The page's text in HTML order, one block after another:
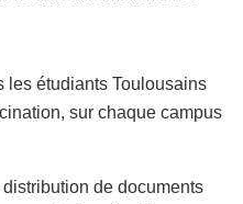
les étudiants Toulousains
sur chaque campus
de documents